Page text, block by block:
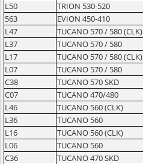
L50
TRION 530-520
563
EVION 450-410
L47
TUCANO 570 / 580 (CLK)
L37
TUCANO 570 / 580
L17
TUCANO 570 / 580 (CLK)
L07
TUCANO 570 / 580
C38
TUCANO 570 SKD
C07
TUCANO 470/480
L46
TUCANO 560 (CLK)
L36
TUCANO 560
L16
TUCANO 560 (CLK)
L06
TUCANO 560
C36
TUCANO 470 SKD